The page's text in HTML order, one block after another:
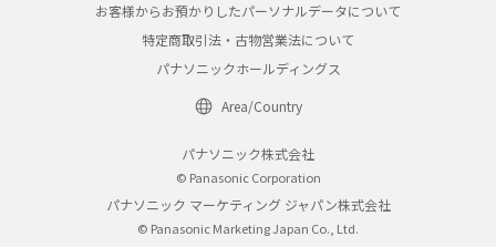
お客様からお預かりしたパーソナルデータについて
特定商取引法・古物営業法について
パナソニックホールディングス
Area/Country
パナソニック株式会社
© Panasonic Corporation
パナソニック マーケティング ジャパン株式会社
© Panasonic Marketing Japan Co., Ltd.